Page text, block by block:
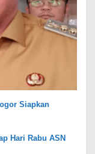
Siapkan
Hari Rabu ASN